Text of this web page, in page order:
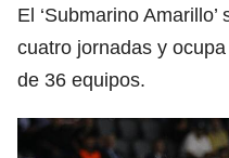
El ‘Submarino
cuatro jornadas y
de 36 equipos.